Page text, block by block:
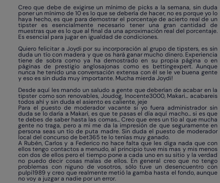
Creo que debe de exigirse un mínimo de picks a la semana, sin duda
poner un mínimo de 10 es lo que se debería de hacer, no es porque yo lo
haya hecho, es que para demostrar el porcentaje de acierto real de un
tipster es esencialmente necesario tener una gran cantidad de
muestras que es lo que al final da una aproximación real del porcentaje.
Es esencial para jugar en igualdad de condiciones.
Quiero felicitar a Joydi por su incorporación al grupo de tipsters, es sin
duda un tío con madera y que os hará ganar mucho dinero. Experiencia
tiene de sobra como ya ha demostrado en su propia página o en
páginas de prestigio anglosajonas como es bettingexpert. Aunque
nunca he tenido una conversación extensa con él se le ve buena gente
y eso es sin duda muy importante. Mucha mierda Joydi!
Desde aquí les mando un saludo a gente que deberían de acabar en la
tipster como son renovables, Joudog, Inocente3000, Makari... acabareis
todos ahí y sin duda el asiento es caliente, jeje
Para el puesto de moderador vacante si yo fuera administrador sin
duda se lo daría a Makari, es que te pasas el día aquí macho... si es que
te debes de saber hasta las comas... Creo que eres un tío al que mucha
gente no traga, pero a mi me da la impresión de que seguramente en
persona seas un tío de puta madre. Sin duda el puesto de moderador
local del concurso de bet365 te lo tenías muy ganado.
A Rubén, Carlos y a Federico no hace falta que les diga nada que con
ellos tengo contactos a menudo, al principio tuve mis mas y mis menos
con dos de ellos pero el tiempo pone a cada uno en su sitio y la verdad
no puedo decir cosas malas de ellos. En general creo que no tengo
problemas con niguno de vosotros, sólo tuve un desencuentro con
pulpi1989 y creo que realmente metió la gamba hasta el fondo, aunque
no voy a juzgar a nadie por un error.